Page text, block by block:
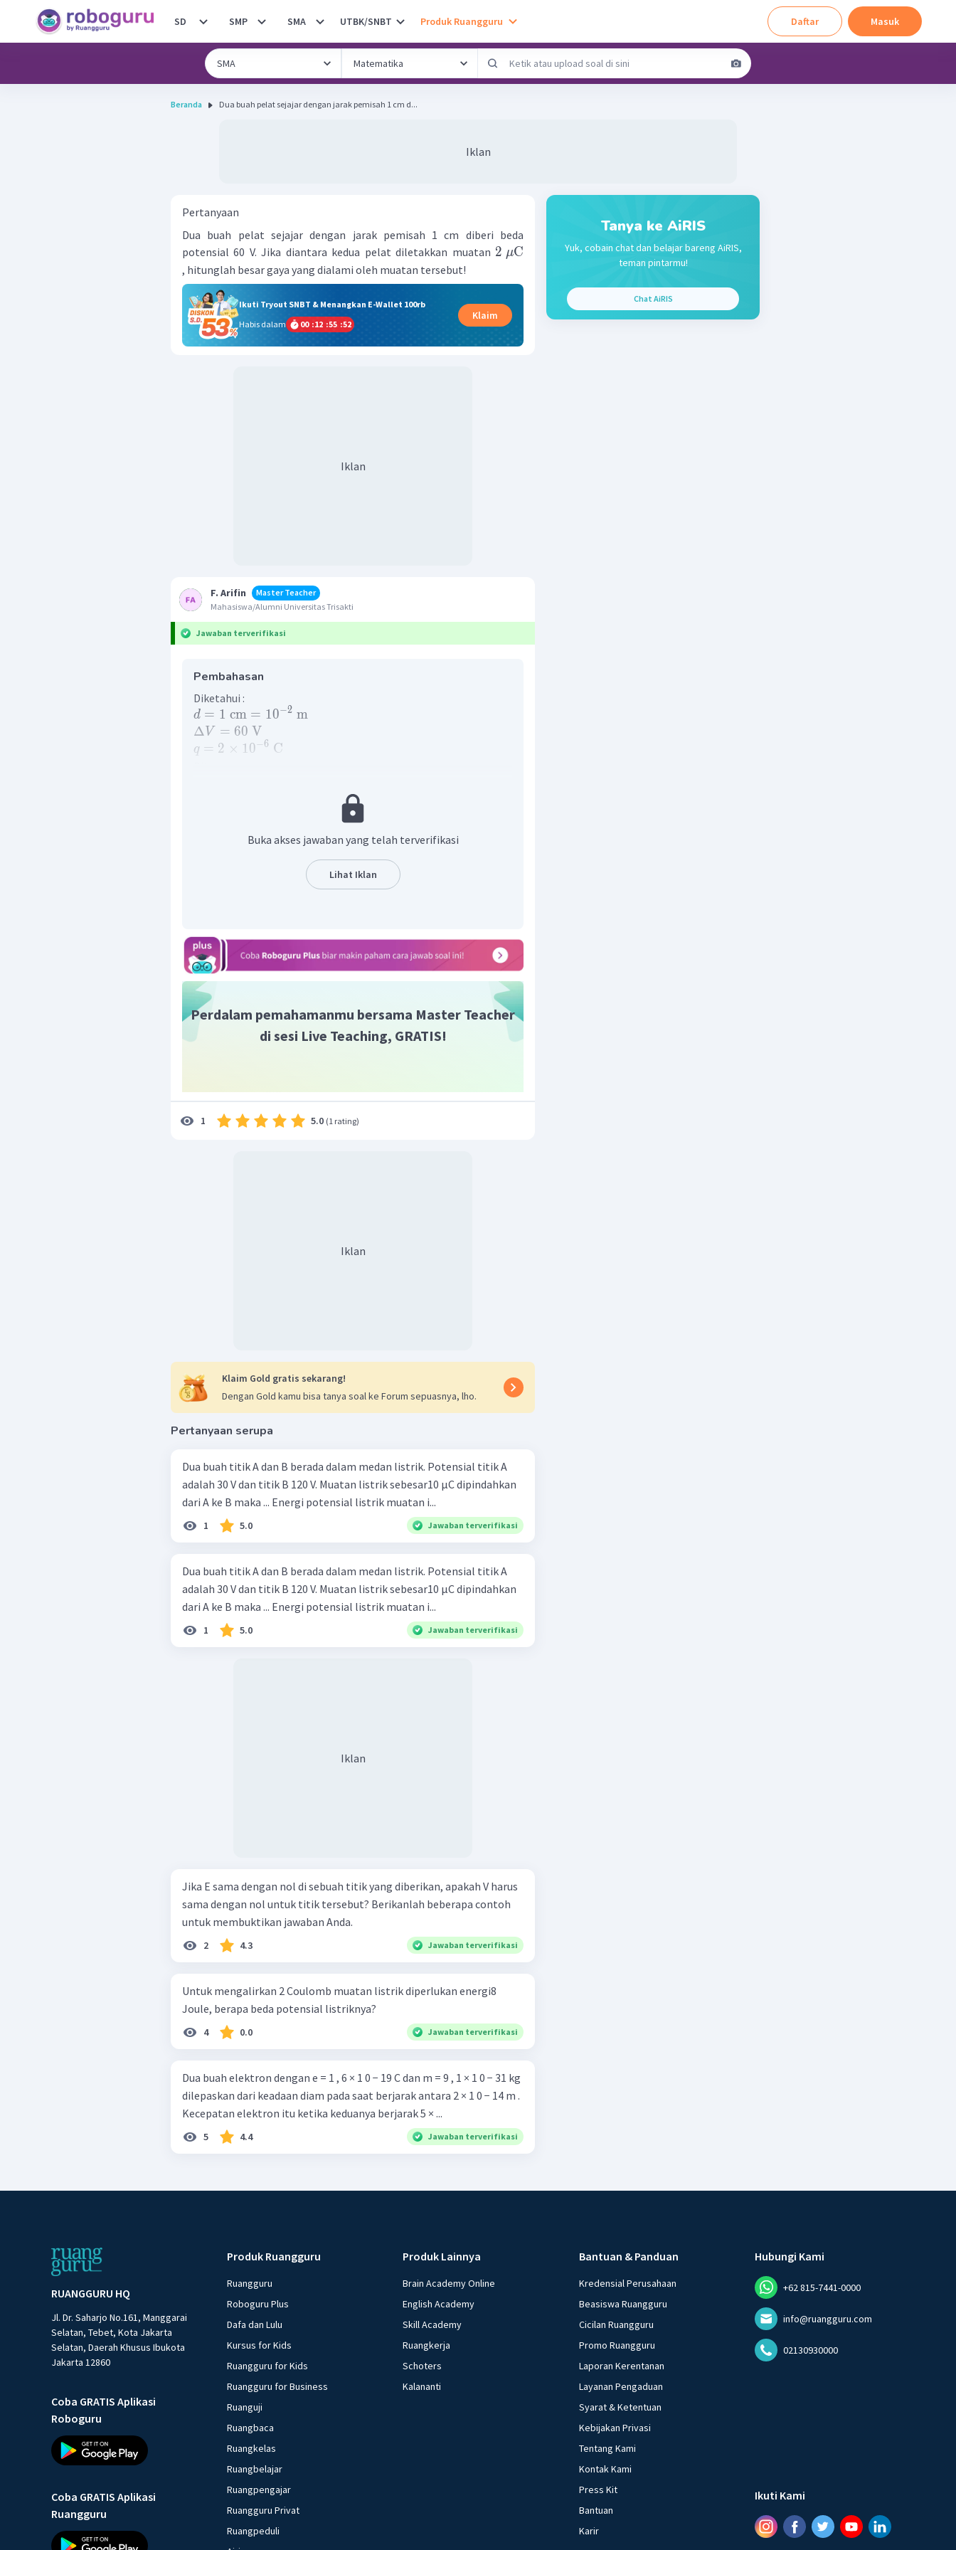
SD SMP SMA UTBK/SNBT Produk Ruangguru Daftar Masuk
Beranda Dua buah pelat sejajar dengan jarak pemisah 1 cm d...
Iklan
Pertanyaan
Dua buah pelat sejajar dengan jarak pemisah 1 cm diberi beda
potensial 60 V. Jika diantara kedua pelat diletakkan muatan 2 μC
, hitunglah besar gaya yang dialami oleh muatan tersebut!
Ikuti Tryout SNBT & Menangkan E-Wallet 100rb
Habis dalam
00 :12 :55 :51
Klaim
Iklan
F. Arifin
Master Teacher
Mahasiswa/Alumni Universitas Trisakti
Jawaban terverifikasi
Pembahasan
Diketahui :
d = 1 cm = 10−2 m
Δ V = 60 V
q = 2 × 1 0−6 C
Soal diatas dapat diselesaikan dengan hubungan usaha dengan
perubahan energi potensial.
ΔV
6×
Dengan demikian, maka besar gaya yang dialami muatan
tersebut sebesar 0,012 N.
Buka akses jawaban yang telah terverifikasi
Lihat Iklan
Perdalam pemahamanmu bersama Master Teacher
di sesi Live Teaching, GRATIS!
1 5.0 (1 rating)
Iklan
Klaim Gold gratis sekarang!
Dengan Gold kamu bisa tanya soal ke Forum sepuasnya, lho.
Pertanyaan serupa
Dua buah titik A dan B berada dalam medan listrik. Potensial titik A
adalah 30 V dan titik B 120 V. Muatan listrik sebesar10 µC dipindahkan
dari A ke B maka ... Energi potensial listrik muatan i...
1 5.0 Jawaban terverifikasi
Dua buah titik A dan B berada dalam medan listrik. Potensial titik A
adalah 30 V dan titik B 120 V. Muatan listrik sebesar10 µC dipindahkan
dari A ke B maka ... Energi potensial listrik muatan i...
1 5.0 Jawaban terverifikasi
Iklan
Jika E sama dengan nol di sebuah titik yang diberikan, apakah V harus
sama dengan nol untuk titik tersebut? Berikanlah beberapa contoh
untuk membuktikan jawaban Anda.
2 4.3 Jawaban terverifikasi
Untuk mengalirkan 2 Coulomb muatan listrik diperlukan energi8
Joule, berapa beda potensial listriknya?
4 0.0 Jawaban terverifikasi
Dua buah elektron dengan e = 1 , 6 × 1 0 − 19 C dan m = 9 , 1 × 1 0 − 31 kg
dilepaskan dari keadaan diam pada saat berjarak antara 2 × 1 0 − 14 m .
Kecepatan elektron itu ketika keduanya berjarak 5 × ...
5 4.4 Jawaban terverifikasi
Tanya ke AiRIS
Yuk, cobain chat dan belajar bareng AiRIS,
teman pintarmu!
Chat AiRIS
RUANGGURU HQ
Jl. Dr. Saharjo No.161, Manggarai
Selatan, Tebet, Kota Jakarta
Selatan, Daerah Khusus Ibukota
Jakarta 12860
Coba GRATIS Aplikasi
Roboguru
Coba GRATIS Aplikasi
Ruangguru
Produk Ruangguru
Ruangguru
Roboguru Plus
Dafa dan Lulu
Kursus for Kids
Ruangguru for Kids
Ruangguru for Business
Ruanguji
Ruangbaca
Ruangkelas
Ruangbelajar
Ruangpengajar
Ruangguru Privat
Ruangpeduli
Produk Lainnya
Brain Academy Online
English Academy
Skill Academy
Ruangkerja
Schoters
Kalananti
Bantuan & Panduan
Kredensial Perusahaan
Beasiswa Ruangguru
Cicilan Ruangguru
Promo Ruangguru
Laporan Kerentanan
Layanan Pengaduan
Syarat & Ketentuan
Kebijakan Privasi
Tentang Kami
Kontak Kami
Press Kit
Bantuan
Karir
Hubungi Kami
+62 815-7441-0000
info@ruangguru.com
02130930000
Ikuti Kami